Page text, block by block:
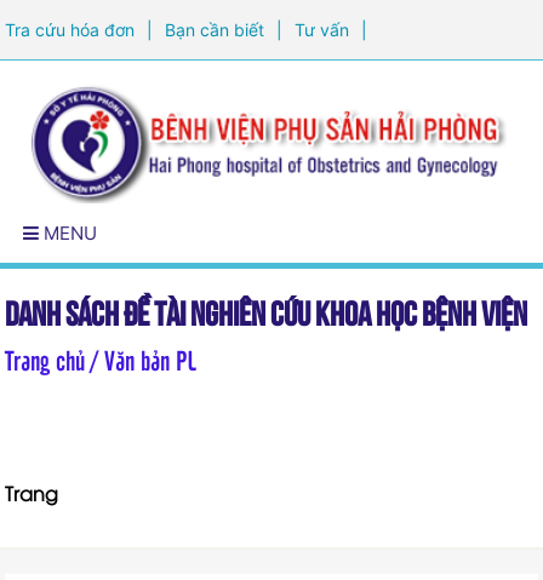
Tra cứu hóa đơn Bạn cần biết Tư vấn
Đăng ký khám sức khỏe
MENU
Danh sách đề tài nghiên cứu khoa học Bệnh viện
Trang chủ/ Văn bản PL
Trang